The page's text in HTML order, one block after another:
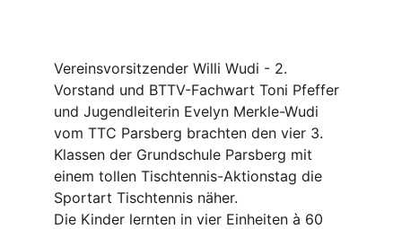
Vereinsvorsitzender Willi Wudi - 2.
Vorstand und BTTV-Fachwart Toni Pfeffer
und Jugendleiterin Evelyn Merkle-Wudi
vom TTC Parsberg brachten den vier 3.
Klassen der Grundschule Parsberg mit
einem tollen Tischtennis-Aktionstag die
Sportart Tischtennis näher.
Die Kinder lernten in vier Einheiten à 60